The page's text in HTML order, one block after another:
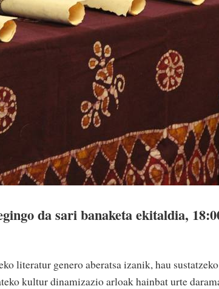
da sari banaketa ekitaldia,
literatur genero aberatsa izanik, hau
kultur dinamizazio arloak hainbat urte